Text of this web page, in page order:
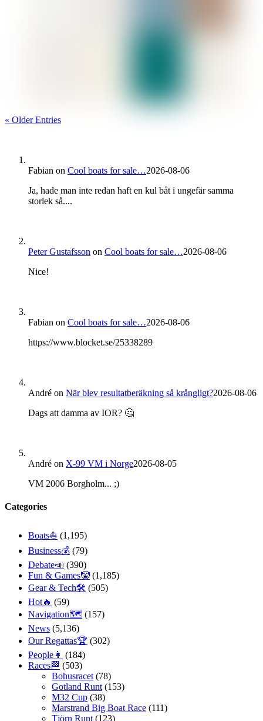
« Older Entries
Fabian on Cool boats for sale…2026-08-06
Ja, hade man inte redan haft en kul båt i ungefär samma
storlek så....
Peter Gustafsson on Cool boats for sale…2026-08-06
Nice!
Fabian on Cool boats for sale…2026-08-06
https://www.blocket.se/25338289
André on När blev resultatberäkning så krångligt?2026-08-06
Dags att damma av IOR? 🤔
André on X-99 VM i Norge2026-08-05
VM 2006 Borgholm... ;)
Categories
Boats⛵️ (1,195)
Business💰 (79)
Debate📣 (390)
Fun & Games🤡 (1,185)
Gear & Tech🛠 (505)
Hot🔥 (59)
Navigation🗺 (157)
News (5,136)
Our Regattas🏆 (302)
People👩 (184)
Races🏁 (503)
Bohusracet (78)
Gotland Runt (153)
M32 Cup (38)
Marstrand Big Boat Race (111)
Tjörn Runt (123)